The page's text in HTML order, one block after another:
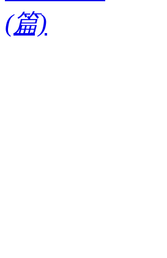
(篇)